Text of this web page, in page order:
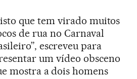
isto que tem virado muitos
de rua no Carnaval
escreveu para
um vídeo obsceno
mostra a dois homens